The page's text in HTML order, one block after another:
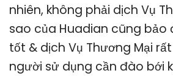
nhiên, không phải dịch Vụ
sao của Huadian cũng bảo
tốt & dịch Vụ Thương Mại
người sử dụng cần đào bới